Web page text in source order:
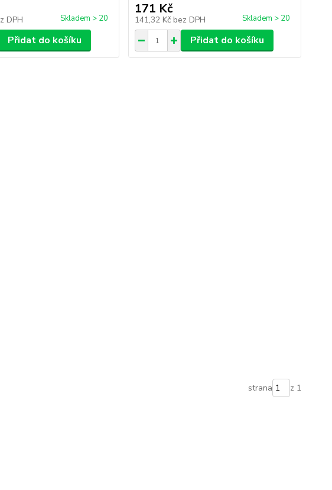
DPH Skladem > 20
Přidat do košíku
171 Kč
141,32 Kč bez DPH Skladem > 20
Přidat do košíku
strana z 1